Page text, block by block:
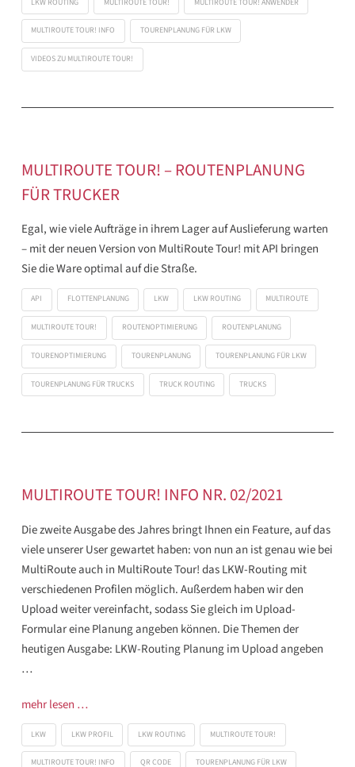
MULTIROUTE TOUR! INFO TOURENPLANUNG FÜR LKW
VIDEOS ZU MULTIROUTE TOUR!
MULTIROUTE TOUR! – ROUTENPLANUNG
FÜR TRUCKER
Egal, wie viele Aufträge in ihrem Lager auf Auslieferung warten
– mit der neuen Version von MultiRoute Tour! mit API bringen
Sie die Ware optimal auf die Straße.
API FLOTTENPLANUNG LKW LKW ROUTING MULTIROUTE
MULTIROUTE TOUR! ROUTENOPTIMIERUNG ROUTENPLANUNG
TOURENOPTIMIERUNG TOURENPLANUNG TOURENPLANUNG FÜR LKW
TOURENPLANUNG FÜR TRUCKS TRUCK ROUTING TRUCKS
MULTIROUTE TOUR! INFO NR. 02/2021
Die zweite Ausgabe des Jahres bringt Ihnen ein Feature, auf das
viele unserer User gewartet haben: von nun an ist genau wie bei
MultiRoute auch in MultiRoute Tour! das LKW-Routing mit
verschiedenen Profilen möglich. Außerdem haben wir den
Upload weiter vereinfacht, sodass Sie gleich im Upload-
Formular eine Planung angeben können. Die Themen der
heutigen Ausgabe: LKW-Routing Planung im Upload angeben
…
mehr lesen …
LKW LKW PROFIL LKW ROUTING MULTIROUTE TOUR!
MULTIROUTE TOUR! INFO QR CODE TOURENPLANUNG FÜR LKW